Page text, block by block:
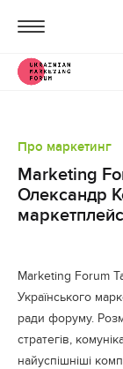
Про маркетинг
Marketing
Олександр
Marketing Forum
Українського
ради форуму.
стратегів,
найуспішніші